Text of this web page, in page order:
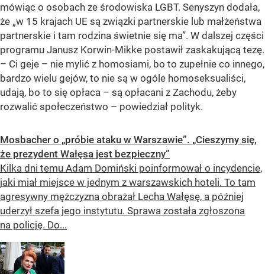
mówiąc o osobach ze środowiska LGBT. Senyszyn dodała,
że „w 15 krajach UE są związki partnerskie lub małżeństwa
partnerskie i tam rodzina świetnie się ma”. W dalszej części
programu Janusz Korwin-Mikke postawił zaskakującą tezę.
– Ci geje – nie mylić z homosiami, bo to zupełnie co innego,
bardzo wielu gejów, to nie są w ogóle homoseksualiści,
udają, bo to się opłaca – są opłacani z Zachodu, żeby
rozwalić społeczeństwo – powiedział polityk.
Mosbacher o „próbie ataku w Warszawie”. „Cieszymy się,
że prezydent Wałęsa jest bezpieczny”
Kilka dni temu Adam Domiński poinformował o incydencie,
jaki miał miejsce w jednym z warszawskich hoteli. To tam
agresywny mężczyzna obrażał Lecha Wałęsę, a później
uderzył szefa jego instytutu. Sprawa została zgłoszona
na policję. Do...